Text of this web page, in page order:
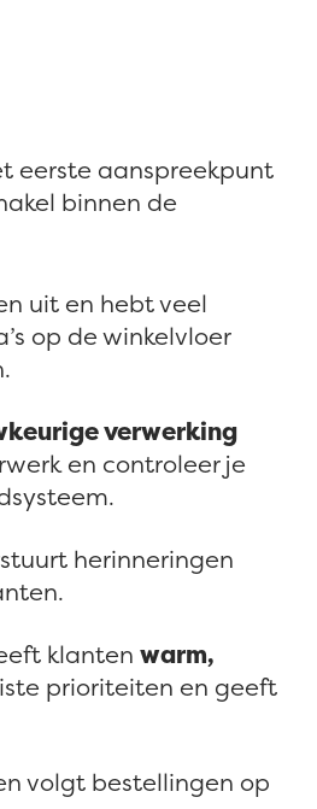
eerste aanspreekpunt
binnen de
uit en hebt veel
op de winkelvloer
verwerking
en controleer je
herinneringen
klanten warm,
prioriteiten en geeft
volgt bestellingen op